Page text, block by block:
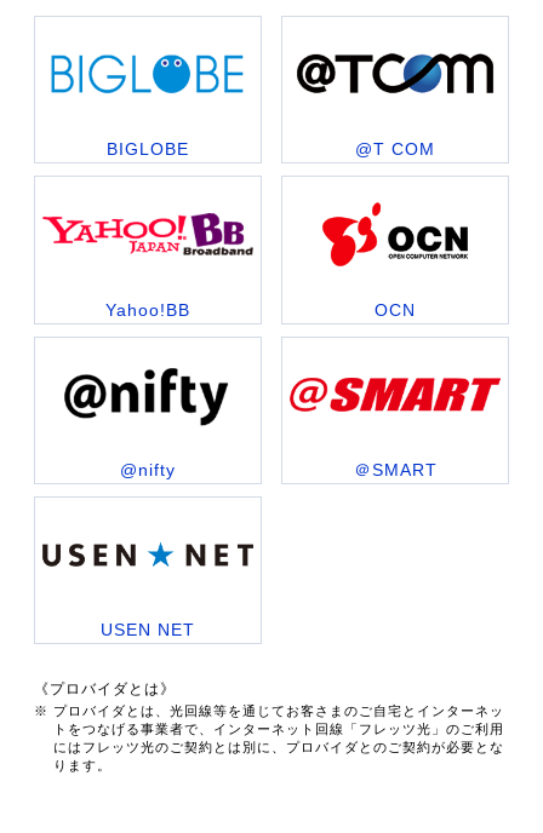
BIGLOBE @T COM
Yahoo!BB OCN
@nifty ＠SMART
USEN NET
《プロバイダとは》
※ プロバイダとは、光回線等を通じてお客さまのご自宅とインターネッ
トをつなげる事業者で、インターネット回線「フレッツ光」のご利用
にはフレッツ光のご契約とは別に、プロバイダとのご契約が必要とな
ります。